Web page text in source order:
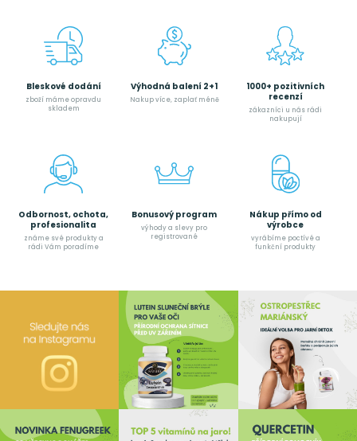
Bleskové dodání
zboží máme opravdu
skladem
Výhodná balení 2+1
Nakup více, zaplať méně
1000+ pozitivních
recenzí
zákazníci u nás rádi
nakupují
Odbornost, ochota,
profesionalita
známe své produkty a
rádi Vám poradíme
Bonusový program
výhody a slevy pro
registrované
Nákup přímo od
výrobce
vyrábíme poctívé a
funkční produkty